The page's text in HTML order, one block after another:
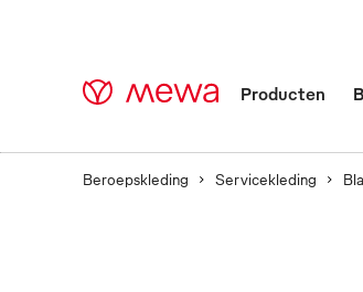
Producten
Beroepskleding Servicekleding